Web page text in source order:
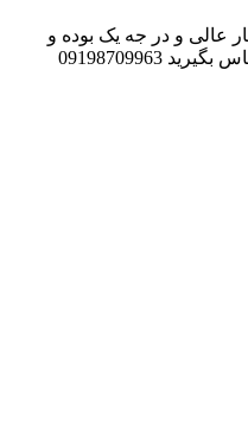
کیفیت بسیار عالی و در جه یک بوده و